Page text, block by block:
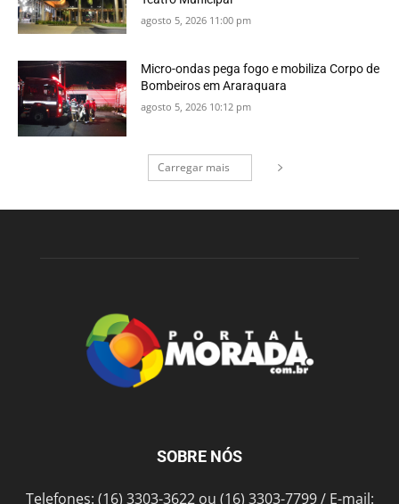
agosto 5, 2026 11:00 pm
Micro-ondas pega fogo e mobiliza Corpo de
Bombeiros em Araraquara
agosto 5, 2026 10:12 pm
Carregar mais
SOBRE NÓS
Telefones: (16) 3303-3622 ou (16) 3303-7799 / E-mail: